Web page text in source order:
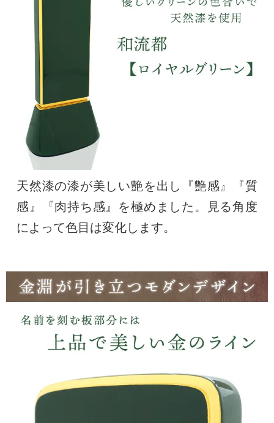
天然漆の漆が美しい艶を出し『艶感』『質
感』『肉持ち感』を極めました。見る角度
によって色目は変化します。